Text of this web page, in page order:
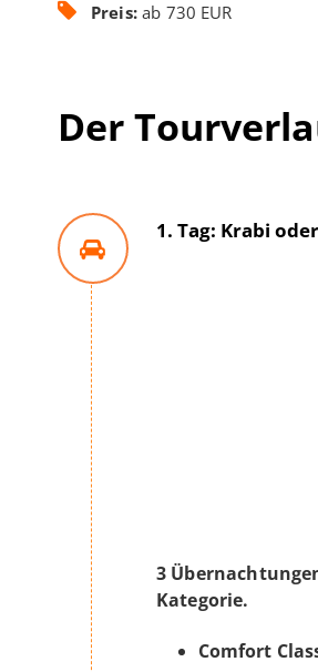
Preis:ab 730 EUR
Der
1. Tag: Krabi
3
Kategorie.
Comfort